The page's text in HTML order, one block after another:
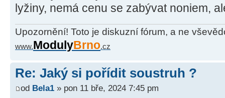
lyžiny, nemá cenu se zabývat noniem,
Upozornění! Toto je diskuzní fórum, a ne
www.ModulyBrno.cz
Re: Jaký si pořídit soustruh ?
od Bela1 » pon 11 bře, 2024 7:45 pm